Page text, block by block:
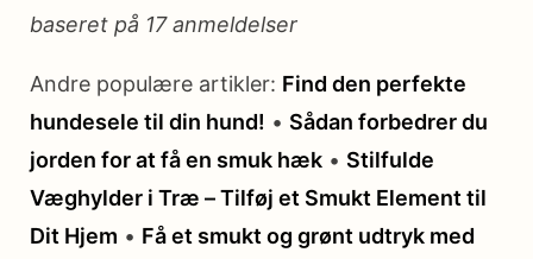
baseret på 17anmeldelser
Andre populære artikler: Find den perfekte
hundesele til din hund! • Sådan forbedrer du
jorden for at få en smuk hæk • Stilfulde
Væghylder i Træ – Tilføj et Smukt Element til
Dit Hjem • Få et smukt og grønt udtryk med